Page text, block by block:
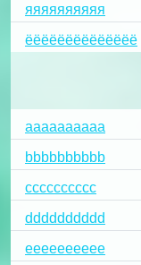
яяяяяяяяяя
ёёёёёёёёёёёёёё
aaaaaaaaaa
bbbbbbbbbb
cccccccccc
dddddddddd
eeeeeeeeee